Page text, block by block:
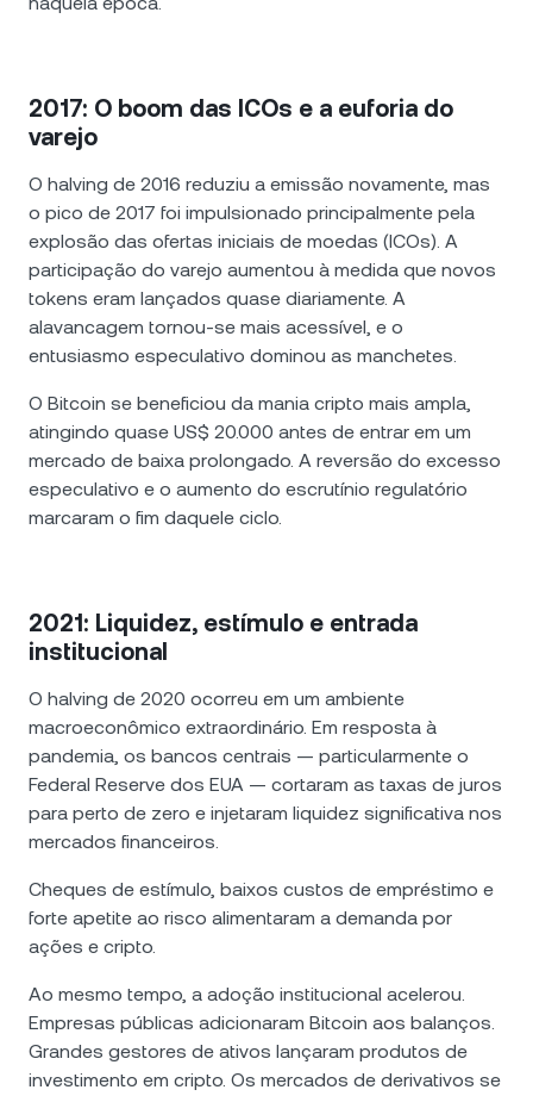
2017: O boom das ICOs e a euforia do
varejo
O halving de 2016 reduziu a emissão novamente, mas
o pico de 2017 foi impulsionado principalmente pela
explosão das ofertas iniciais de moedas (ICOs). A
participação do varejo aumentou à medida que novos
tokens eram lançados quase diariamente. A
alavancagem tornou-se mais acessível, e o
entusiasmo especulativo dominou as manchetes.
O Bitcoin se beneficiou da mania cripto mais ampla,
atingindo quase US$ 20.000 antes de entrar em um
mercado de baixa prolongado. A reversão do excesso
especulativo e o aumento do escrutínio regulatório
marcaram o fim daquele ciclo.
2021: Liquidez, estímulo e entrada
institucional
O halving de 2020 ocorreu em um ambiente
macroeconômico extraordinário. Em resposta à
pandemia, os bancos centrais — particularmente o
Federal Reserve dos EUA — cortaram as taxas de juros
para perto de zero e injetaram liquidez significativa nos
mercados financeiros.
Cheques de estímulo, baixos custos de empréstimo e
forte apetite ao risco alimentaram a demanda por
ações e cripto.
Ao mesmo tempo, a adoção institucional acelerou.
Empresas públicas adicionaram Bitcoin aos balanços.
Grandes gestores de ativos lançaram produtos de
investimento em cripto. Os mercados de derivativos se